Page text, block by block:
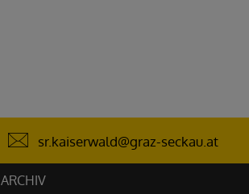
sr.kaiserwald@graz-seckau.at
ARCHIV